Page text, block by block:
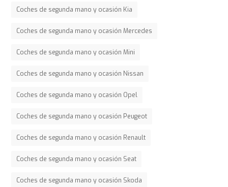
Coches de segunda mano y ocasión Kia
Coches de segunda mano y ocasión Mercedes
Coches de segunda mano y ocasión Mini
Coches de segunda mano y ocasión Nissan
Coches de segunda mano y ocasión Opel
Coches de segunda mano y ocasión Peugeot
Coches de segunda mano y ocasión Renault
Coches de segunda mano y ocasión Seat
Coches de segunda mano y ocasión Skoda